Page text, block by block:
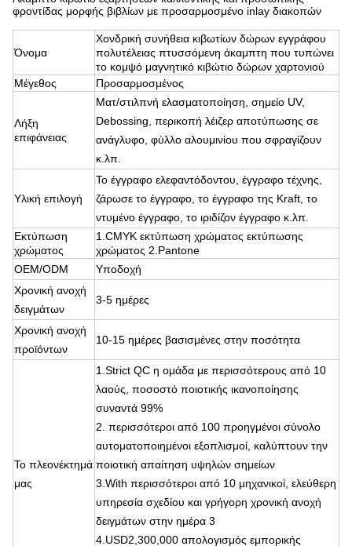
φροντίδας μορφής βιβλίων με προσαρμοσμένο inlay διακοπών
Όνομα
Χονδρική συνήθεια κιβωτίων δώρων εγγράφου
πολυτέλειας πτυσσόμενη άκαμπτη που τυπώνει
το κομψό μαγνητικό κιβώτιο δώρων χαρτονιού
Μέγεθος
Προσαρμοσμένος
Λήξη
επιφάνειας
Ματ/στιλπνή ελασματοποίηση, σημείο UV,
Debossing, περικοπή λέιζερ αποτύπωσης σε
ανάγλυφο, φύλλο αλουμινίου που σφραγίζουν
κ.λπ.
Υλική επιλογή
Το έγγραφο ελεφαντόδοντου, έγγραφο τέχνης,
ζάρωσε το έγγραφο, το έγγραφο της Kraft, το
ντυμένο έγγραφο, το ιριδίζον έγγραφο κ.λπ.
Εκτύπωση
χρώματος
1.CMYK εκτύπωση χρώματος εκτύπωσης
χρώματος 2.Pantone
OEM/ODM
Υποδοχή
Χρονική ανοχή
δειγμάτων
3-5 ημέρες
Χρονική ανοχή
προϊόντων
10-15 ημέρες βασισμένες στην ποσότητα
Το πλεονέκτημά
μας
1.Strict QC η ομάδα με περισσότερους από 10
λαούς, ποσοστό ποιοτικής ικανοποίησης
συναντά 99%
2. περισσότεροι από 100 προηγμένοι σύνολο
αυτοματοποιημένοι εξοπλισμοί, καλύπτουν την
ποιοτική απαίτηση υψηλών σημείων
3.With περισσότεροι από 10 μηχανικοί, ελεύθερη
υπηρεσία σχεδίου και γρήγορη χρονική ανοχή
δειγμάτων στην ημέρα 3
4.USD2,300,000 απολογισμός εμπορικής